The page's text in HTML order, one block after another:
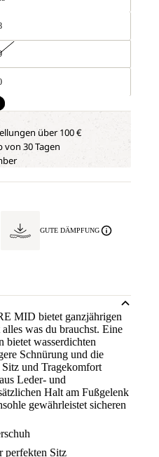
über 100 €
von 30 Tagen
GUTE DÄMPFUNG
MID bietet ganzjährigen
was du brauchst. Eine
wasserdichten
Schnürung und die
und Tragekomfort
Leder- und
Halt am Fußgelenk
gewährleistet sicheren
perfekten Sitz